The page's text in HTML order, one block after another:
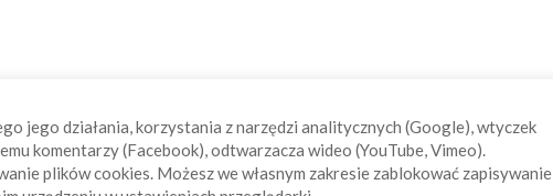
jego działania, korzystania z narzędzi analitycznych (Google), wtyczek
komentarzy (Facebook), odtwarzacza wideo (YouTube, Vimeo).
plików cookies. Możesz we własnym zakresie zablokować zapisywanie